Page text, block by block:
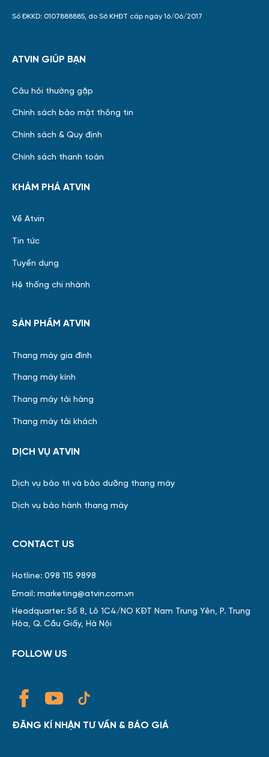
Số ĐKKD: 0107888885, do Sở KHĐT cấp ngày 16/06/2017
ATVIN GIÚP BẠN
Câu hỏi thường gặp
Chính sách bảo mật thông tin
Chính sách & Quy định
Chính sách thanh toán
KHÁM PHÁ ATVIN
Về Atvin
Tin tức
Tuyển dụng
Hệ thống chi nhánh
SẢN PHẨM ATVIN
Thang máy gia đình
Thang máy kính
Thang máy tải hàng
Thang máy tải khách
DỊCH VỤ ATVIN
Dịch vụ bảo trì và bảo dưỡng thang máy
Dịch vụ bảo hành thang máy
CONTACT US
Hotline: 098 115 9898
Email: marketing@atvin.com.vn
Headquarter: Số 8, Lô 1C4/NO KĐT Nam Trung Yên, P. Trung
Hòa, Q. Cầu Giấy, Hà Nội
FOLLOW US
ĐĂNG KÍ NHẬN TƯ VẤN & BÁO GIÁ